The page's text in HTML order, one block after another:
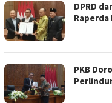
DPRD
Raperda
PKB